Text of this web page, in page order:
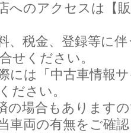
へのアクセスは【
、税金、登録等に
せください。
には「中古車情報
ださい。
の場合もあります
車両の有無をご確